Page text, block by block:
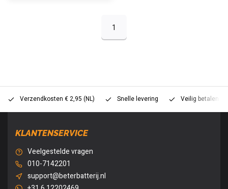
1
Verzendkosten € 2,95 (NL) Snelle levering Veilig betalen
KLANTENSERVICE
Veelgestelde vragen
010-7142201
support@beterbatterij.nl